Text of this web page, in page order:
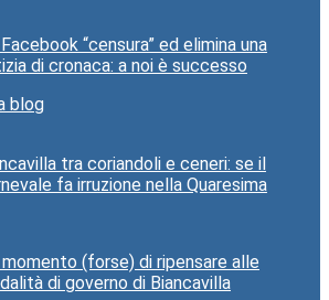
“censura” ed elimina una
di cronaca: a noi è successo
blog
tra coriandoli e ceneri: se il
fa irruzione nella Quaresima
momento (forse) di ripensare alle
di governo di Biancavilla